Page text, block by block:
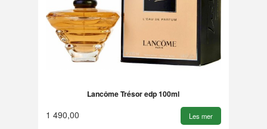
Lancôme Trésor edp 100ml
1 490,00 Les mer